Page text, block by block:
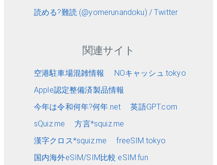
読める?難読 (@yomerunandoku) / Twitter
関連サイト
空港駐車場混雑情報
NOキャッシュ.tokyo
Apple認定整備済製品情報
今年は令和何年?何年.net
英語GPT.com
sQuiz.me
方言*squiz.me
漢字クロス*squiz.me
freeSIM.tokyo
国内海外eSIM/SIM比較 eSIM.fun